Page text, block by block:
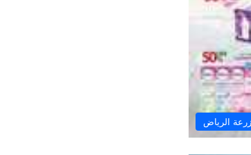
الرياض